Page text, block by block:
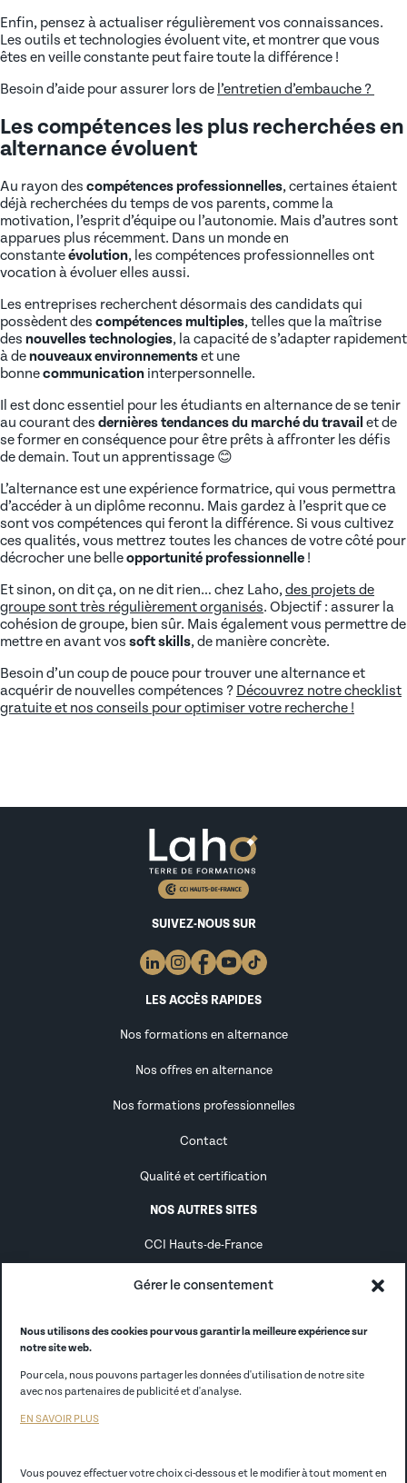
Gérer le consentement
Nous utilisons des cookies pour vous garantir la meilleure expérience sur
notre site web.
Pour cela, nous pouvons partager les données d'utilisation de notre site
avec nos partenaires de publicité et d'analyse.
EN SAVOIR PLUS
Vous pouvez effectuer votre choix ci-dessous et le modifier à tout moment en
Enfin, pensez à actualiser régulièrement vos connaissances.
Les outils et technologies évoluent vite, et montrer que vous
êtes en veille constante peut faire toute la différence !
Besoin d’aide pour assurer lors de l’entretien d’embauche ?
Les compétences les plus recherchées en
alternance évoluent
Au rayon des compétences professionnelles, certaines étaient
déjà recherchées du temps de vos parents, comme la
motivation, l’esprit d’équipe ou l’autonomie. Mais d’autres sont
apparues plus récemment. Dans un monde en
constanteévolution, les compétences professionnelles ont
vocation à évoluer elles aussi.
Les entreprises recherchent désormais des candidats qui
possèdent des compétences multiples, telles que la maîtrise
des nouvelles technologies, la capacité de s’adapter rapidement
à denouveaux environnementset une
bonnecommunication interpersonnelle.
Il est donc essentiel pour les étudiants en alternance de se tenir
au courant des dernières tendances du marché du travail et de
se former en conséquence pour être prêts à affronter les défis
de demain. Tout un apprentissage 😊
L’alternance est une expérience formatrice, qui vous permettra
d’accéder à un diplôme reconnu. Mais gardez à l’esprit que ce
sont vos compétences qui feront la différence. Si vous cultivez
ces qualités, vous mettrez toutes les chances de votre côté pour
décrocher une belleopportunité professionnelle !
Et sinon, on dit ça, on ne dit rien… chez Laho,des projets de
groupe sont très régulièrement organisés. Objectif : assurer la
cohésion de groupe, bien sûr. Mais également vous permettre de
mettre en avant vos soft skills, de manière concrète.
Besoin d’un coup de pouce pour trouver une alternance et
acquérir de nouvelles compétences ? Découvrez notre checklist
gratuite et nos conseils pour optimiser votre recherche !
SUIVEZ-NOUS SUR
LES ACCÈS RAPIDES
Nos formations en alternance
Nos offres en alternance
Nos formations professionnelles
Contact
Qualité et certification
NOS AUTRES SITES
CCI Hauts-de-France
Alternance
CCI Store